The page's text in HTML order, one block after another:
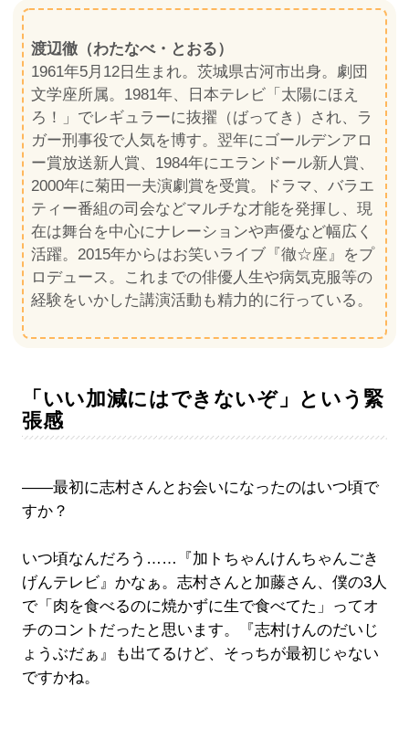
渡辺徹（わたなべ・とおる）
1961年5月12日生まれ。茨城県古河市出身。劇団
文学座所属。1981年、日本テレビ「太陽にほえ
ろ！」でレギュラーに抜擢（ばってき）され、ラ
ガー刑事役で人気を博す。翌年にゴールデンアロ
ー賞放送新人賞、1984年にエランドール新人賞、
2000年に菊田一夫演劇賞を受賞。ドラマ、バラエ
ティー番組の司会などマルチな才能を発揮し、現
在は舞台を中心にナレーションや声優など幅広く
活躍。2015年からはお笑いライブ『徹☆座』をプ
ロデュース。これまでの俳優人生や病気克服等の
経験をいかした講演活動も精力的に行っている。
「いい加減にはできないぞ」という緊
張感
――最初に志村さんとお会いになったのはいつ頃で
すか？
いつ頃なんだろう……『加トちゃんけんちゃんごき
げんテレビ』かなぁ。志村さんと加藤さん、僕の3人
で「肉を食べるのに焼かずに生で食べてた」ってオ
チのコントだったと思います。『志村けんのだいじ
ょうぶだぁ』も出てるけど、そっちが最初じゃない
ですかね。